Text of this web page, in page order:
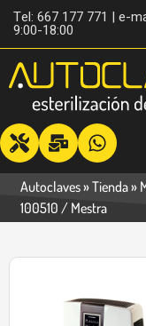
Tel: 667 177 771 | e-
9:00-18:00
Autoclaves»Tienda»
100510 / Mestra